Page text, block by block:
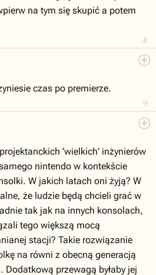
8
na tym się skupić a potem
9
czas po premierze.
'wielkich' inżynierów
nintendo w kontekście
W jakich latach oni żyją? W
że ludzie będą chcieli grać w
tak jak na innych konsolach,
tego większą mocą
stacji? Takie rozwiązanie
na równi z obecną generacją
Dodatkową przewagą byłaby jej